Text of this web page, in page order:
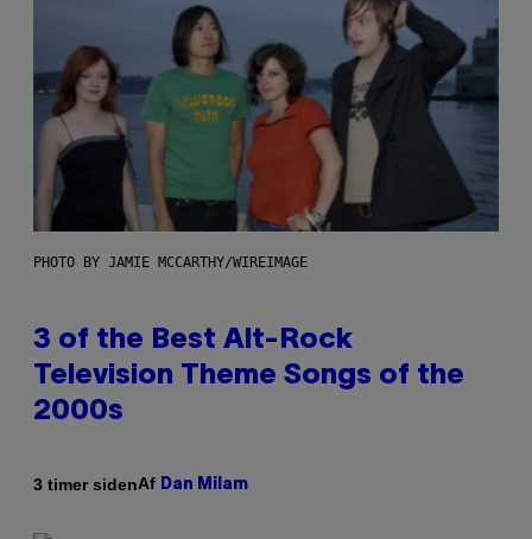
PHOTO BY JAMIE MCCARTHY/WIREIMAGE
3 of the Best Alt-Rock
Television Theme Songs of the
2000s
3 timer sidenAf Dan Milam